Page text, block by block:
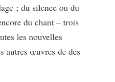
; du silence ou du
du chant – trois
les nouvelles
autres œuvres de des